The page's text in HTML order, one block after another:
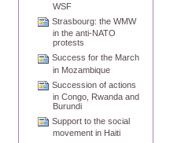
WSF
Strasbourg: the WMW
in the anti-NATO
protests
Success for the March
in Mozambique
Succession of actions
in Congo, Rwanda and
Burundi
Support to the social
movement in Haiti